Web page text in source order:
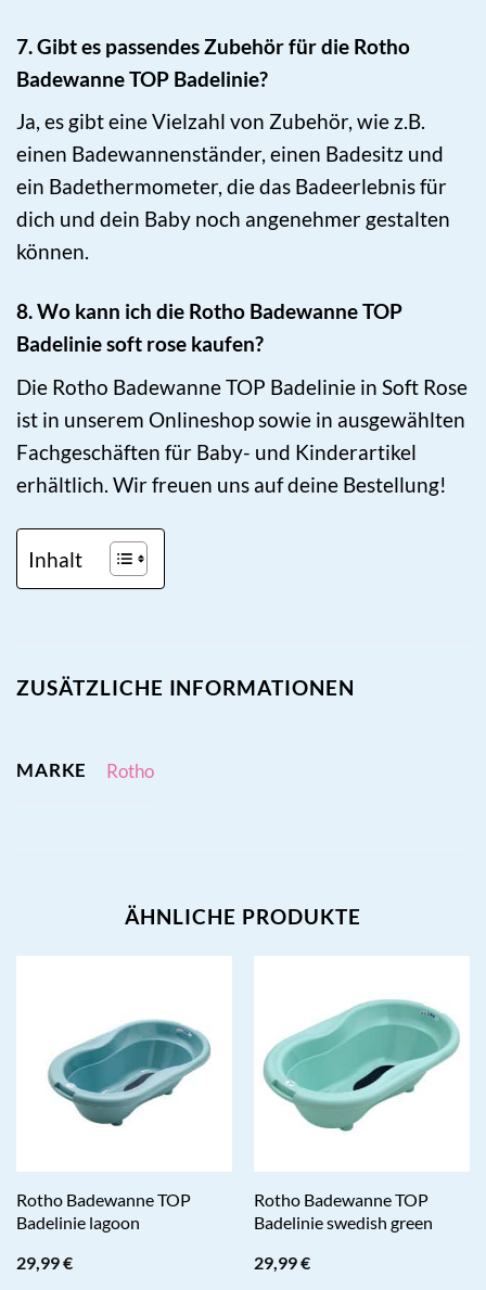
7. Gibt es passendes Zubehör für die Rotho
Badewanne TOP Badelinie?
Ja, es gibt eine Vielzahl von Zubehör, wie z.B.
einen Badewannenständer, einen Badesitz und
ein Badethermometer, die das Badeerlebnis für
dich und dein Baby noch angenehmer gestalten
können.
8. Wo kann ich die Rotho Badewanne TOP
Badelinie soft rose kaufen?
Die Rotho Badewanne TOP Badelinie in Soft Rose
ist in unserem Onlineshop sowie in ausgewählten
Fachgeschäften für Baby- und Kinderartikel
erhältlich. Wir freuen uns auf deine Bestellung!
Inhalt
ZUSÄTZLICHE INFORMATIONEN
MARKE Rotho
ÄHNLICHE PRODUKTE
Rotho Badewanne TOP
Badelinie lagoon
29,99€
Rotho Badewanne TOP
Badelinie swedish green
29,99€